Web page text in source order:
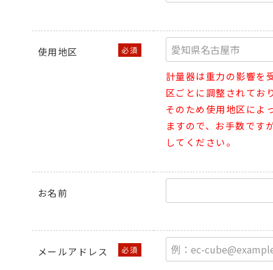
使用地区
計量器は重力の影響を
区ごとに調整されてお
そのため使用地区によ
ますので、お手数です
してください。
お名前
メールアドレス